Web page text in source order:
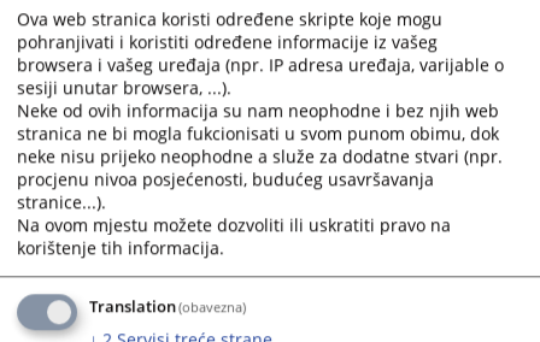
Dobrovoljnost - Strane u sporu dobrovoljno pokreću postupak medijacije
i sudjeluju u postizanju sporazuma.
Povjerljivost - Postupak medijacije je povjerljive prirode. Izjave stranaka
iznesene u postupku medijacije ne mogu se bez odobrenja stranaka
koristiti kao dokaz u bilo kojem drugom postupku.
Jednakost stranaka - Stranke u postupku medijacije imaju jednaka
prava.
Neutralnost medijatora - Medijator posreduje na neutralan način, bez
predrasuda u pogledu stranaka i predmeta spora.
1360PREGLEDA
Ova web stranica koristi određene skripte koje mogu
pohranjivati i koristiti određene informacije iz vašeg
browsera i vašeg uređaja (npr. IP adresa uređaja, varijable o
sesiji unutar browsera, ...).
Neke od ovih informacija su nam neophodne i bez njih web
stranica ne bi mogla fukcionisati u svom punom obimu, dok
neke nisu prijeko neophodne a služe za dodatne stvari (npr.
procjenu nivoa posjećenosti, budućeg usavršavanja
stranice...).
Na ovom mjestu možete dozvoliti ili uskratiti pravo na
korištenje tih informacija.
Translation(obavezna)